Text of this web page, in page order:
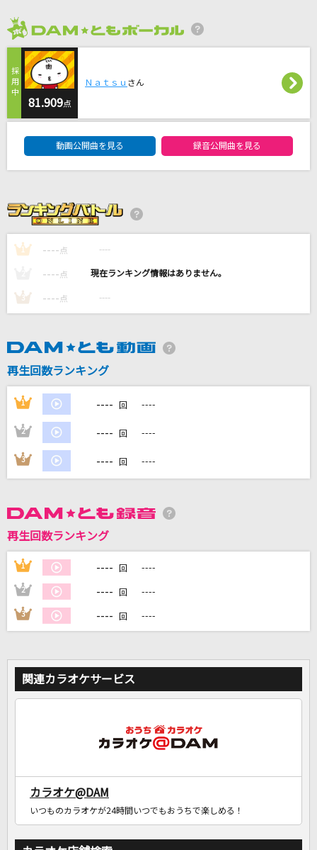
椎名林檎
[オリカラ]色は匂へど 散りぬるを
[生音]炎
LiSA
snow drop
L'Arc-en-Ciel
Over ”Quartzer”
Shuta Sueyoshi feat. ISSA
KING
好きすぎて滅！
M!LK
DAMの新曲・ランキングなど
DAMに会員登録・ログインして
カラオケをもっと楽しもう！
81.909点
Ｎａｔｓｕ さん
動画公開曲を見る 録音公開曲を見る
1 ---- 点 ----
---- 点 ----
3 ---- 点 ----
再生回数ランキング
1 ---- 回 ----
2 ---- 回 ----
3 ---- 回 ----
再生回数ランキング
1 ---- 回 ----
2 ---- 回 ----
3 ---- 回 ----
関連カラオケサービス
カラオケ@DAM
いつものカラオケが24時間いつでもおうちで楽しめる！